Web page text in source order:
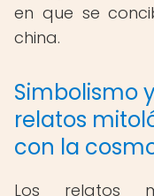
en que se
china.
Simbolismo
relatos
con la
Los relatos